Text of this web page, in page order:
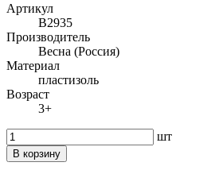
Артикул
В2935
Производитель
Весна (Россия)
Материал
пластизоль
Возраст
3+
шт
В корзину